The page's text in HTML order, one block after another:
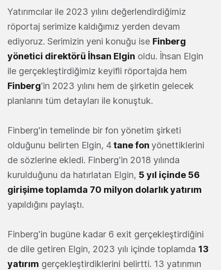
Yatırımcılar ile 2023 yılını değerlendirdiğimiz
röportaj serimize kaldığımız yerden devam
ediyoruz. Serimizin yeni konuğu ise Finberg
yönetici direktörü İhsan Elgin oldu. İhsan Elgin
ile gerçekleştirdiğimiz keyifli röportajda hem
Finberg'in 2023 yılını hem de şirketin gelecek
planlarını tüm detayları ile konuştuk.
Finberg'in temelinde bir fon yönetim şirketi
olduğunu belirten Elgin, 4tane fon yönettiklerini
de sözlerine ekledi. Finberg'in 2018 yılında
kurulduğunu da hatırlatan Elgin, 5 yıl içinde 56
girişime toplamda 70 milyon dolarlık yatırım
yapıldığını paylaştı.
Finberg'in bugüne kadar 6 exit gerçekleştirdiğini
de dile getiren Elgin, 2023 yılı içinde toplamda 13
yatırım gerçekleştirdiklerini belirtti. 13 yatırımın